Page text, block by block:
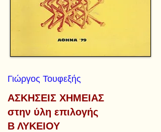
Γιώργος Τουφεξής
ΑΣΚΗΣΕΙΣ ΧΗΜΕΙΑΣ
στην ύλη επιλογής
Β ΛΥΚΕΙΟΥ